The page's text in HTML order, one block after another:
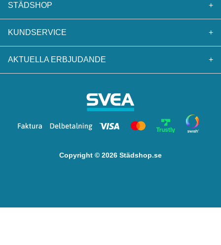
STÄDSHOP +
KUNDSERVICE +
AKTUELLA ERBJUDANDE +
Copyright © 2026 Städshop.se